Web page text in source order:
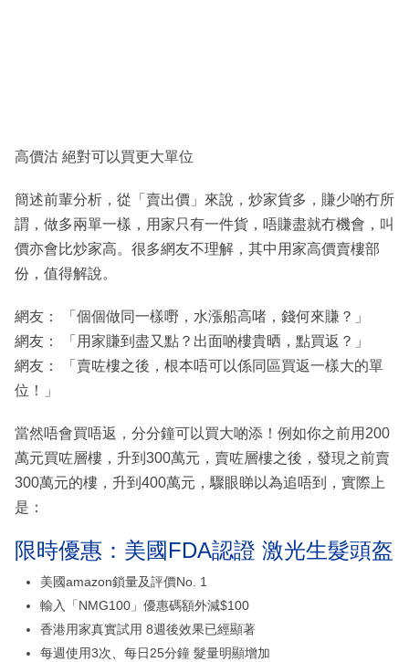
高價沽 絕對可以買更大單位
簡述前輩分析，從「賣出價」來說，炒家貨多，賺少啲冇所
謂，做多兩單一樣，用家只有一件貨，唔賺盡就冇機會，叫
價亦會比炒家高。很多網友不理解，其中用家高價賣樓部
份，值得解說。
網友： 「個個做同一樣嘢，水漲船高啫，錢何來賺？」
網友： 「用家賺到盡又點？出面啲樓貴晒，點買返？」
網友： 「賣咗樓之後，根本唔可以係同區買返一樣大的單
位！」
當然唔會買唔返，分分鐘可以買大啲添！例如你之前用200
萬元買咗層樓，升到300萬元，賣咗層樓之後，發現之前賣
300萬元的樓，升到400萬元，驟眼睇以為追唔到，實際上
是：
限時優惠：美國FDA認證 激光生髮頭盔
美國amazon鎖量及評價No. 1
輸入「NMG100」優惠碼額外減$100
香港用家真實試用 8週後效果已經顯著
每週使用3次、每日25分鐘 髮量明顯增加